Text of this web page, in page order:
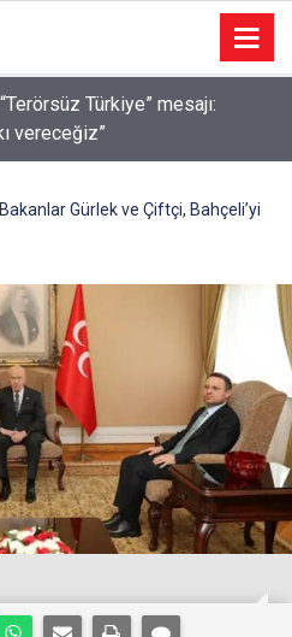
Avusturya Şansölyesi’ni
Bakanlar Gürlek ve Çiftçi, Bahçeli’yi